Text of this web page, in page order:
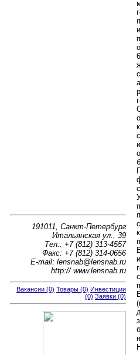
191011, Санкт-Петербург
Итальянская ул., 39
Тел.: +7 (812) 313-4557
Факс: +7 (812) 314-0656
E-mail: lensnab@lensnab.ru
http:// www.lensnab.ru
Вакансии (0) Товары (0) Инвестиции
(0) Заявки (0)